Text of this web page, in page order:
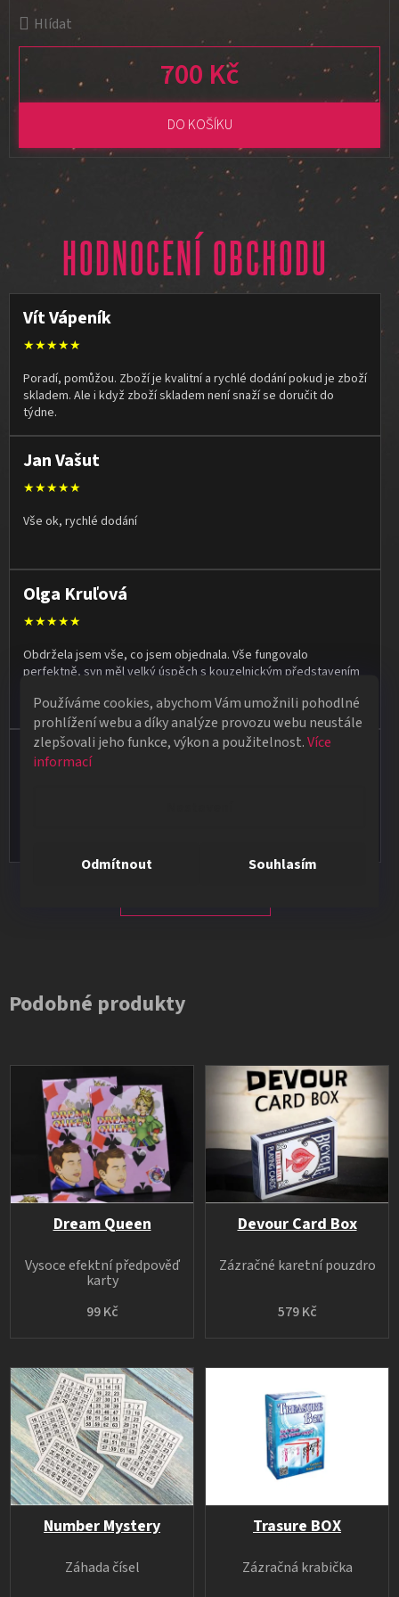
Používáme cookies, abychom Vám umožnili pohodlné
prohlížení webu a díky analýze provozu webu neustále
zlepšovali jeho funkce, výkon a použitelnost.Více
informací
Odmítnout Souhlasím
Hlídat
700 Kč
Měrná cena:
DO KOŠÍKU
HODNOCENÍ OBCHODU
Vít Vápeník
★★★★★
Poradí, pomůžou. Zboží je kvalitní a rychlé dodání pokud je zboží
skladem. Ale i když zboží skladem není snaží se doručit do
týdne.
Jan Vašut
★★★★★
Vše ok, rychlé dodání
Olga Kruľová
★★★★★
Obdržela jsem vše, co jsem objednala. Vše fungovalo
perfektně, syn měl velký úspěch s kouzelnickým představením
naprostá spokojenost.
Vladimír Jirsák
Podobné produkty
Dream Queen
99 Kč
Vysoce efektní předpověď
karty
Devour Card Box
579 Kč
Zázračné karetní pouzdro
Number Mystery
Záhada čísel
Trasure BOX
Zázračná krabička